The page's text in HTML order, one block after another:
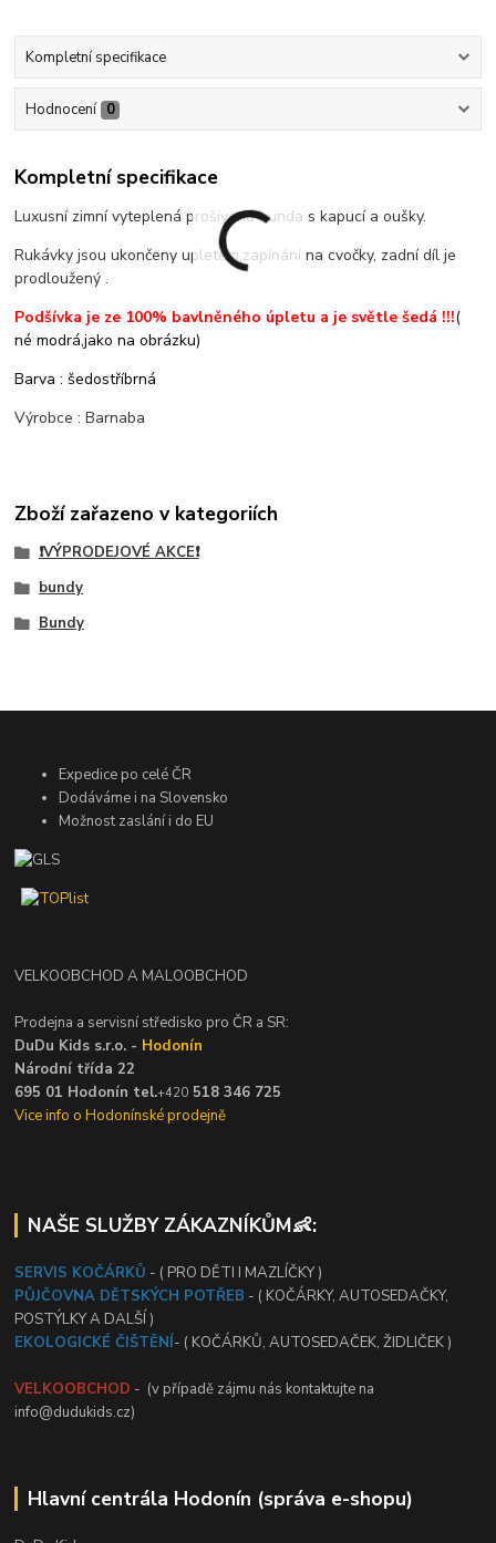
Kompletní specifikace
Hodnocení 0
Kompletní specifikace
Luxusní zimní vyteplená prošívaná bunda s kapucí a oušky.
Rukávky jsou ukončeny upletem,zapínání na cvočky, zadní díl je
prodloužený .
Podšívka je ze 100% bavlněného úpletu a je světle šedá !!!(
né modrá,jako na obrázku)
Barva : šedostříbrná
Výrobce : Barnaba
Zboží zařazeno v kategoriích
❗VÝPRODEJOVÉ AKCE❗
bundy
Bundy
Expedice po celé ČR
Dodáváme i na Slovensko
Možnost zaslání i do EU
VELKOOBCHOD A MALOOBCHOD
Prodejna a servisní středisko pro ČR a SR:
DuDu Kids s.r.o. - Hodonín
Národní třída 22
695 01 Hodonín tel.+420 518 346 725
Vice info o Hodonínské prodejně
NAŠE SLUŽBY ZÁKAZNÍKŮM👶:
SERVIS KOČÁRKŮ - ( PRO DĚTI I MAZLÍČKY )
PŮJČOVNA DĚTSKÝCH POTŘEB - ( KOČÁRKY, AUTOSEDAČKY,
POSTÝLKY A DALŠÍ )
EKOLOGICKÉ ČIŠTĚNÍ- ( KOČÁRKŮ, AUTOSEDAČEK, ŽIDLIČEK )
VELKOOBCHOD - (v případě zájmu nás kontaktujte na
info@dudukids.cz)
Hlavní centrála Hodonín (správa e-shopu)